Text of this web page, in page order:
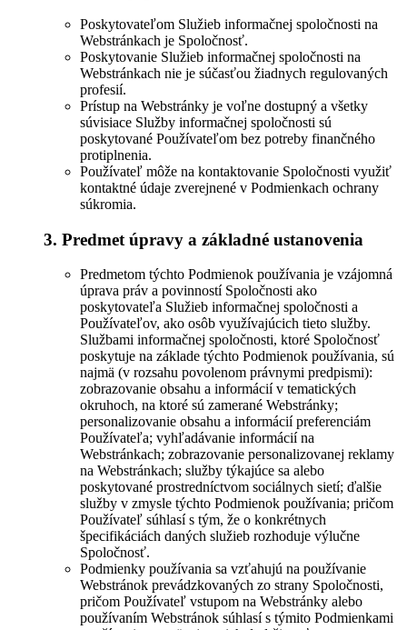
Poskytovateľom Služieb informačnej spoločnosti na
Webstránkach je Spoločnosť.
Poskytovanie Služieb informačnej spoločnosti na
Webstránkach nie je súčasťou žiadnych regulovaných
profesií.
Prístup na Webstránky je voľne dostupný a všetky
súvisiace Služby informačnej spoločnosti sú
poskytované Používateľom bez potreby finančného
protiplnenia.
Používateľ môže na kontaktovanie Spoločnosti využiť
kontaktné údaje zverejnené v Podmienkach ochrany
súkromia.
3. Predmet úpravy a základné ustanovenia
Predmetom týchto Podmienok používania je vzájomná
úprava práv a povinností Spoločnosti ako
poskytovateľa Služieb informačnej spoločnosti a
Používateľov, ako osôb využívajúcich tieto služby.
Službami informačnej spoločnosti, ktoré Spoločnosť
poskytuje na základe týchto Podmienok používania, sú
najmä (v rozsahu povolenom právnymi predpismi):
zobrazovanie obsahu a informácií v tematických
okruhoch, na ktoré sú zamerané Webstránky;
personalizovanie obsahu a informácií preferenciám
Používateľa; vyhľadávanie informácií na
Webstránkach; zobrazovanie personalizovanej reklamy
na Webstránkach; služby týkajúce sa alebo
poskytované prostredníctvom sociálnych sietí; ďalšie
služby v zmysle týchto Podmienok používania; pričom
Používateľ súhlasí s tým, že o konkrétnych
špecifikáciách daných služieb rozhoduje výlučne
Spoločnosť.
Podmienky používania sa vzťahujú na používanie
Webstránok prevádzkovaných zo strany Spoločnosti,
pričom Používateľ vstupom na Webstránky alebo
používaním Webstránok súhlasí s týmito Podmienkami